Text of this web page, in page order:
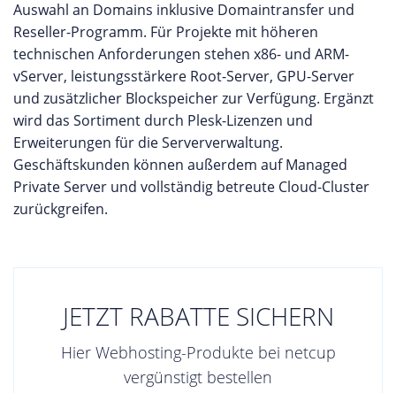
Auswahl an Domains inklusive Domaintransfer und
Reseller-Programm. Für Projekte mit höheren
technischen Anforderungen stehen x86- und ARM-
vServer, leistungsstärkere Root-Server, GPU-Server
und zusätzlicher Blockspeicher zur Verfügung. Ergänzt
wird das Sortiment durch Plesk-Lizenzen und
Erweiterungen für die Serververwaltung.
Geschäftskunden können außerdem auf Managed
Private Server und vollständig betreute Cloud-Cluster
zurückgreifen.
JETZT RABATTE SICHERN
Hier Webhosting-Produkte bei netcup
vergünstigt bestellen